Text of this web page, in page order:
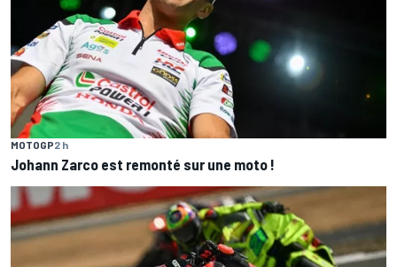
MOTOGP2 h
Johann Zarco est remonté sur une moto !